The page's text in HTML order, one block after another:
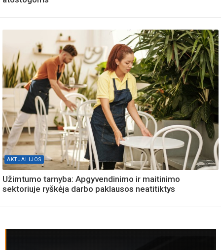
AKTUALIJOS
Užimtumo tarnyba: Apgyvendinimo ir maitinimo
sektoriuje ryškėja darbo paklausos neatitiktys